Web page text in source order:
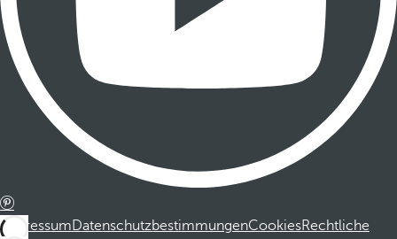
ImpressumDatenschutzbestimmungenCookiesRechtliche